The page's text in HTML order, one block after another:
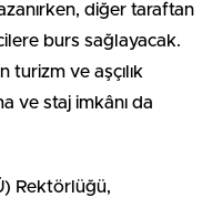
diğer taraftan
burs sağlayacak.
turizm ve aşçılık
ve staj imkânı da
Rektörlüğü,